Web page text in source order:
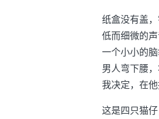
纸盒没有盖，
低而细微的
一个小小的
男人弯下腰，
我决定，在他
这是四只猫仔